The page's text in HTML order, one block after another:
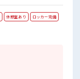
休憩室あり ロッカー完備